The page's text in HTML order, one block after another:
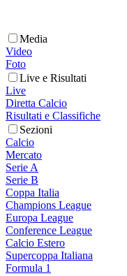
Media
Video
Foto
Live e Risultati
Live
Diretta Calcio
Risultati e Classifiche
Sezioni
Calcio
Mercato
Serie A
Serie B
Coppa Italia
Champions League
Europa League
Conference League
Calcio Estero
Supercoppa Italiana
Formula 1